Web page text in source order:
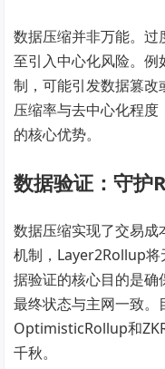
数据压缩并非万能。
至引入中心化风险。
制，可能引发数据篡
压缩率与去中心化程
的核心优势。
数据验证：守护
数据压缩实现了交易
机制，Layer2Rollup
据验证的核心目的是确
最终状态与主网一致
OptimisticRollup和
千秋。